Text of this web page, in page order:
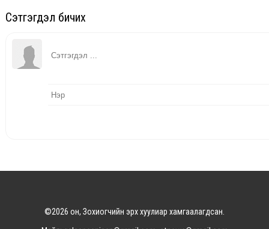
Сэтгэгдэл бичих
©2026 он, Зохиогчийн эрх хуулиар хамгаалагдсан.